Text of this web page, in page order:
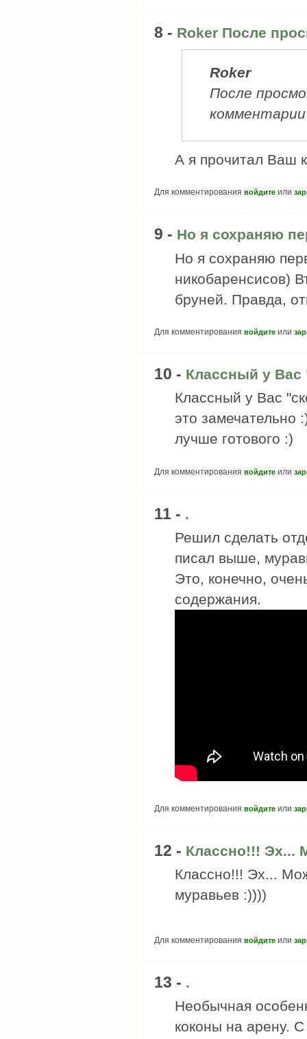
8 - Roker После
Roker
После
А я прочитал Ваш
Для комментирования войдите или
9 - Но я сохраняю
Но я сохраняю
никобаренсисов)
бруней. Правда,
Для комментирования войдите или
10 - Классный у Вас
Классный у Вас
это замечательно
лучше готового :)
Для комментирования войдите или
11 - .
Решил сделать
писал выше,
Это, конечно,
содержания.
Для комментирования войдите или
12 - Классно!!! Эх...
Классно!!! Эх...
муравьев :))))
Для комментирования войдите или
13 - .
Необычная
коконы на арену.